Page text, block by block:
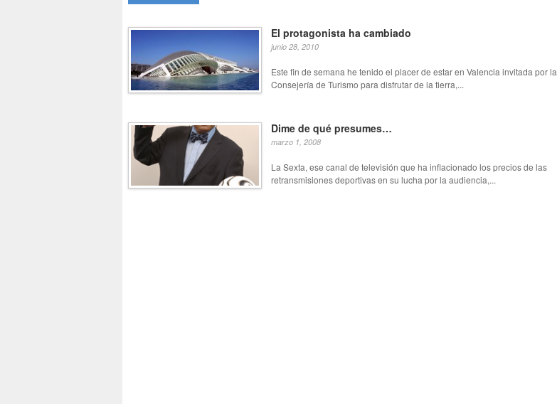
El protagonista ha cambiado
junio 28, 2010
Este fin de semana he tenido el placer de estar en Valencia invitada por la
Consejería de Turismo para disfrutar de la tierra,...
Dime de qué presumes…
marzo 1, 2008
La Sexta, ese canal de televisión que ha inflacionado los precios de las
retransmisiones deportivas en su lucha por la audiencia,...